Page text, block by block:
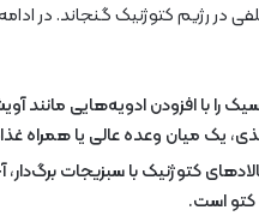
رژیم کتوژنیک گنجاند. در ادامه
را با افزودن ادویه‌هایی مانند
یک میان وعده عالی یا همراه
کتوژنیک با سبزیجات
کتو است.